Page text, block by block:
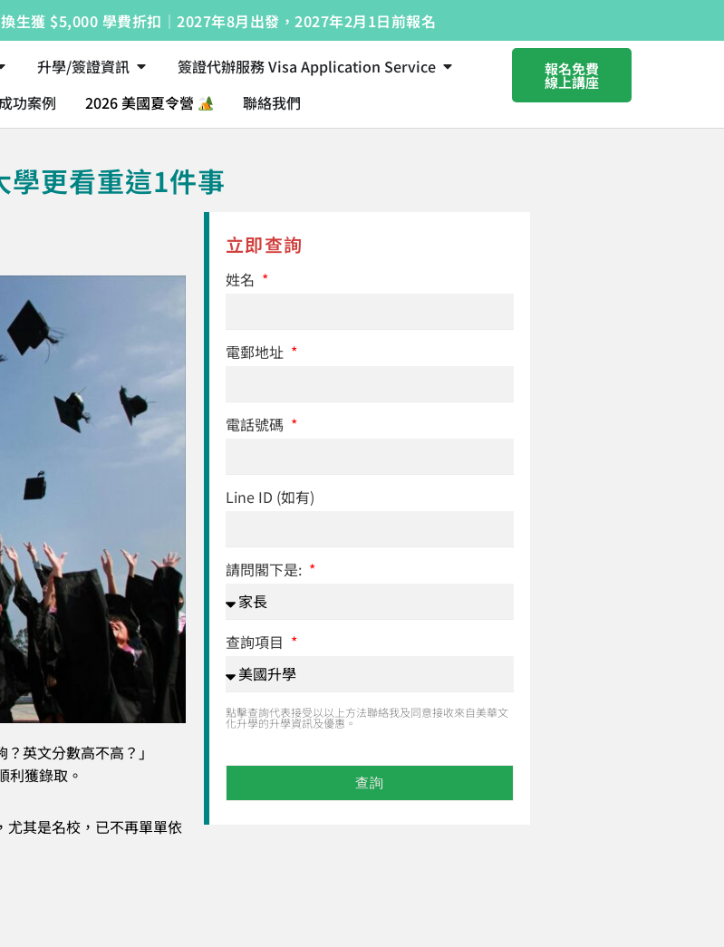
生獲 $5,000 學費折扣｜2027年8月出發，2027年2月1日前報名
升學/簽證資訊
簽證代辦服務 Visa Application Service
功案例
2026 美國夏令營 聯絡我們
報名免費
線上講座
學更看重這1件事
英文分數高不高？」
利獲錄取。
其是名校，已不再單單依
立即查詢
姓名
電郵地址
電話號碼
Line ID (如有)
請問閣下是:
查詢項目
點擊查詢代表接受以以上方法聯絡我及同意接收來自美華文
化升學的升學資訊及優惠。
查詢